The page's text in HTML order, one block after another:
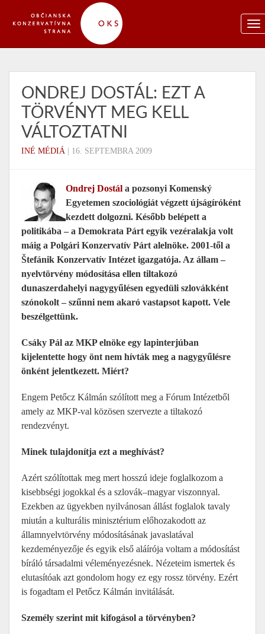
ONDREJ DOSTÁL: EZT A
TÖRVÉNYT MEG KELL
VÁLTOZTATNI
INÉ MÉDIÁ 16. SEPTEMBRA 2009
Ondrej Dostál a pozsonyi Komenský
Egyetemen szociológiát végzett újságíróként
kezdett dolgozni. Később belépett a
politikába – a Demokrata Párt egyik vezéralakja volt
máig a Polgári Konzervatív Párt alelnöke. 2001-től a
Štefánik Konzervatív Intézet igazgatója. Az állam –
nyelvtörvény módosítása ellen tiltakozó
dunaszerdahelyi nagygyűlésen egyedüli szlovákként
szónokolt – szűnni nem akaró vastapsot kapott. Vele
beszélgettünk.
Csáky Pál az MKP elnöke egy lapinterjúban
kijelentette hogy önt nem hívták meg a nagygyűlésre
önként jelentkezett. Miért?
Engem Petőcz Kálmán szólított meg a Fórum Intézetből
amely az MKP-val közösen szervezte a tiltakozó
rendezvényt.
Minek tulajdonítja ezt a meghívást?
Azért szólítottak meg mert hosszú ideje foglalkozom a
kisebbségi jogokkal és a szlovák–magyar viszonnyal.
Ezekben az ügyekben nyilvánosan állást foglalok tavaly
miután a kulturális minisztérium előhozakodott az
államnyelvtörvény módosításának javaslatával
kezdeményezője és egyik első aláírója voltam a módosítást
bíráló társadalmi véleményezésnek. Nézeteim ismertek és
elutasítóak azt gondolom hogy ez egy rossz törvény. Ezért
is fogadtam el Petőcz Kálmán invitálását.
Személy szerint mit kifogásol a törvényben?